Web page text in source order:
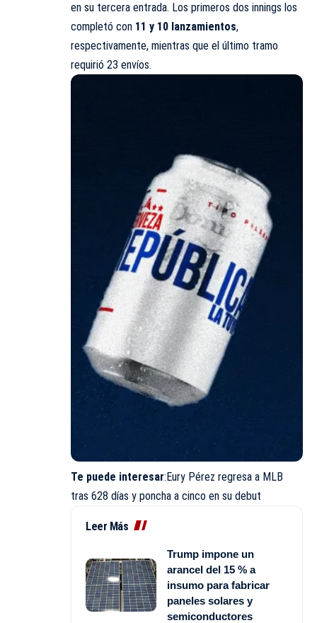
en su tercera entrada. Los primeros dos innings los
completó con 11 y 10 lanzamientos,
respectivamente, mientras que el último tramo
requirió 23 envíos.
Te puede interesar:Eury Pérez regresa a MLB
tras 628 días y poncha a cinco en su debut
Leer Más
Trump impone un
arancel del 15 % a
insumo para fabricar
paneles solares y
semiconductores